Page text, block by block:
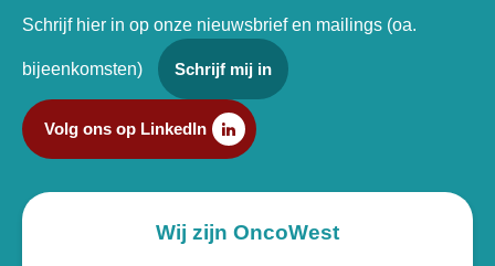
Schrijf hier in op onze nieuwsbrief en mailings (oa.
bijeenkomsten) Schrijf mij in
Volg ons op LinkedIn
Wij zijn OncoWest